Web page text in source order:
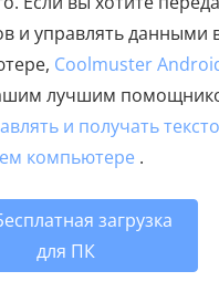
и управлять данными
Coolmuster
лучшим
и получать
компьютере .
загрузка
для ПК